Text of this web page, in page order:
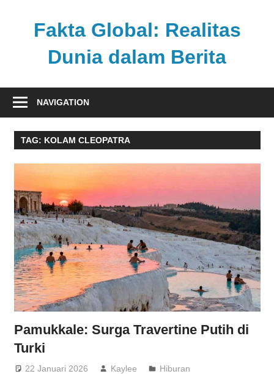
Fakta Global: Realitas
Dunia dalam Berita
kabar
dari
berbagai
pandang
NAVIGATION
TAG: KOLAM CLEOPATRA
Pamukkale: Surga Travertine Putih di
Turki
22 Januari 2026 Kaylee Hiburan